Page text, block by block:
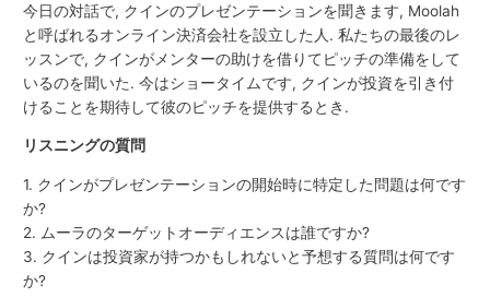
今日の対話で, クインのプレゼンテーションを聞きます, Moolah
と呼ばれるオンライン決済会社を設立した人. 私たちの最後のレ
ッスンで, クインがメンターの助けを借りてピッチの準備をして
いるのを聞いた. 今はショータイムです, クインが投資を引き付
けることを期待して彼のピッチを提供するとき.
リスニングの質問
1. クインがプレゼンテーションの開始時に特定した問題は何です
か?
2. ムーラのターゲットオーディエンスは誰ですか?
3. クインは投資家が持つかもしれないと予想する質問は何です
か?